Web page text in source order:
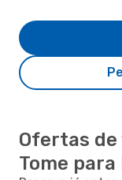
Ofertas de
Tome para